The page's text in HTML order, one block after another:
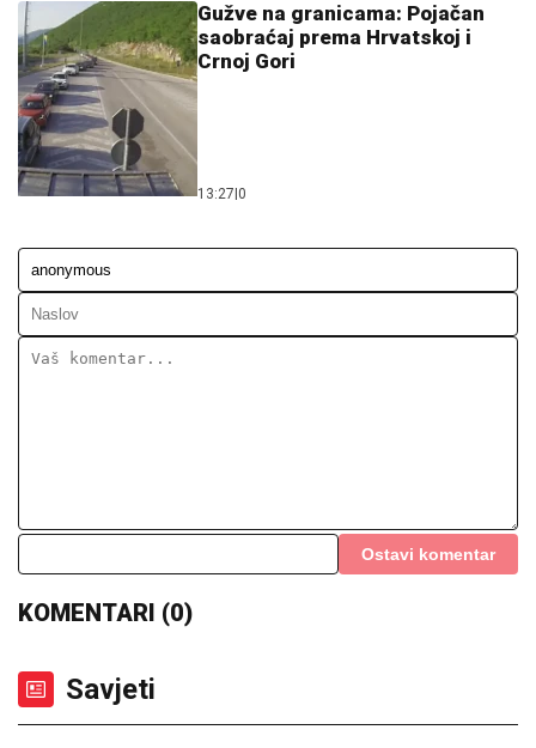
Gužve na granicama: Pojačan
saobraćaj prema Hrvatskoj i
Crnoj Gori
13:27 0
Ostavi komentar
KOMENTARI (0)
Savjeti